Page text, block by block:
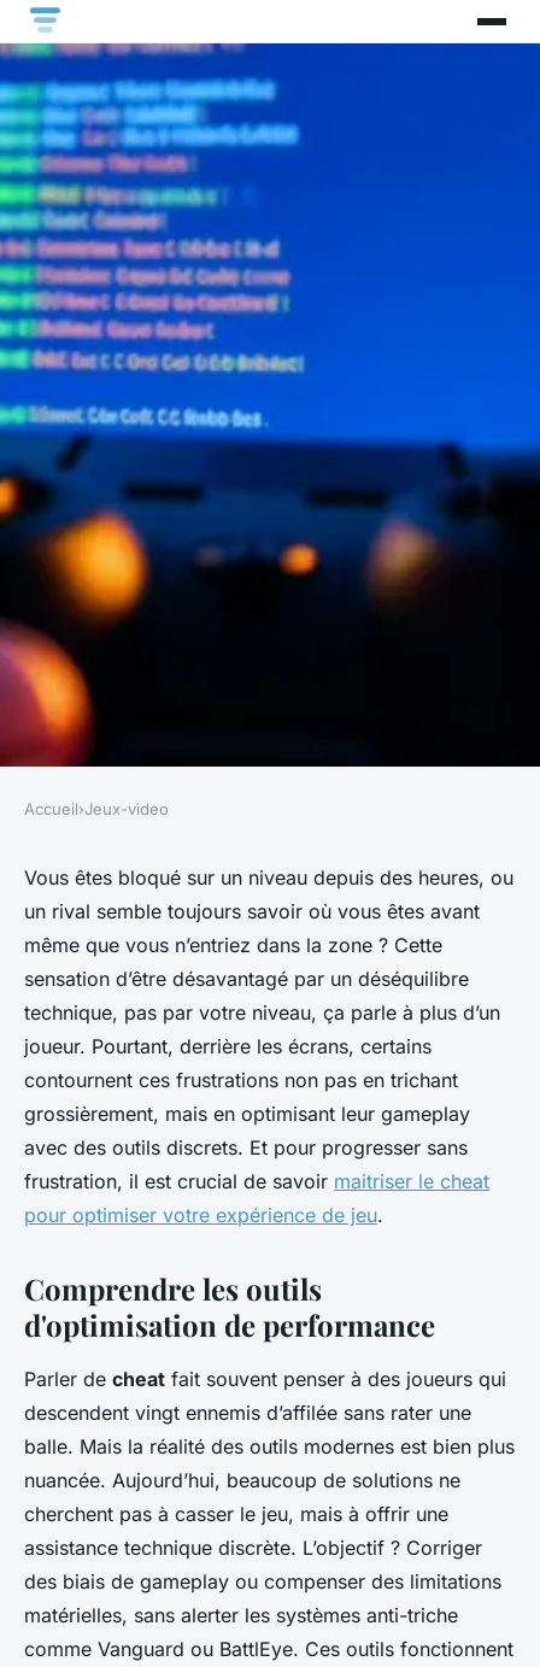
10 astuces de cheat pour
améliorer vos performances
de jeu
Sabin•27/04/2026 07:37•9 min de lecture
Accueil›Jeux-video
Vous êtes bloqué sur un niveau depuis des heures, ou
un rival semble toujours savoir où vous êtes avant
même que vous n’entriez dans la zone ? Cette
sensation d’être désavantagé par un déséquilibre
technique, pas par votre niveau, ça parle à plus d’un
joueur. Pourtant, derrière les écrans, certains
contournent ces frustrations non pas en trichant
grossièrement, mais en optimisant leur gameplay
avec des outils discrets. Et pour progresser sans
frustration, il est crucial de savoir maitriser le cheat
pour optimiser votre expérience de jeu.
Comprendre les outils
d'optimisation de performance
Parler de cheat fait souvent penser à des joueurs qui
descendent vingt ennemis d’affilée sans rater une
balle. Mais la réalité des outils modernes est bien plus
nuancée. Aujourd’hui, beaucoup de solutions ne
cherchent pas à casser le jeu, mais à offrir une
assistance technique discrète. L’objectif ? Corriger
des biais de gameplay ou compenser des limitations
matérielles, sans alerter les systèmes anti-triche
comme Vanguard ou BattlEye. Ces outils fonctionnent